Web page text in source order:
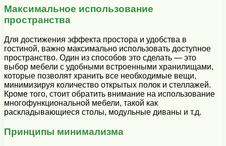
Максимальное использование
пространства
Для достижения эффекта простора и удобства в
гостиной, важно максимально использовать доступное
пространство. Один из способов это сделать — это
выбор мебели с удобными встроенными хранилищами,
которые позволят хранить все необходимые вещи,
минимизируя количество открытых полок и стеллажей.
Кроме того, стоит обратить внимание на использование
многофункциональной мебели, такой как
раскладывающиеся столы, модульные диваны и т.д.
Принципы минимализма